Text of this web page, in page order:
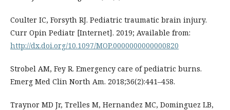
Coulter IC, Forsyth RJ. Pediatric traumatic brain injury.
Curr Opin Pediatr [Internet]. 2019; Available from:
http://dx.doi.org/10.1097/MOP.0000000000000820
Strobel AM, Fey R. Emergency care of pediatric burns.
Emerg Med Clin North Am. 2018;36(2):441–458.
Traynor MD Jr, Trelles M, Hernandez MC, Dominguez LB,